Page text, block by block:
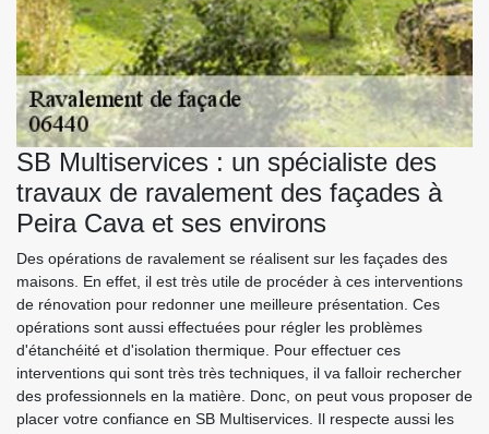
SB Multiservices : un spécialiste des
travaux de ravalement des façades à
Peira Cava et ses environs
Des opérations de ravalement se réalisent sur les façades des
maisons. En effet, il est très utile de procéder à ces interventions
de rénovation pour redonner une meilleure présentation. Ces
opérations sont aussi effectuées pour régler les problèmes
d'étanchéité et d'isolation thermique. Pour effectuer ces
interventions qui sont très très techniques, il va falloir rechercher
des professionnels en la matière. Donc, on peut vous proposer de
placer votre confiance en SB Multiservices. Il respecte aussi les